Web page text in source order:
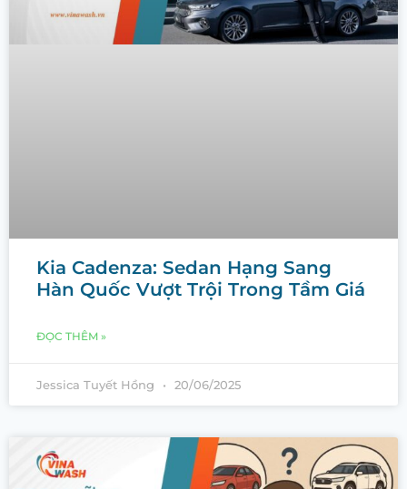
Kia Cadenza: Sedan Hạng Sang
Hàn Quốc Vượt Trội Trong Tầm Giá
ĐỌC THÊM »
Jessica Tuyết Hồng 20/06/2025